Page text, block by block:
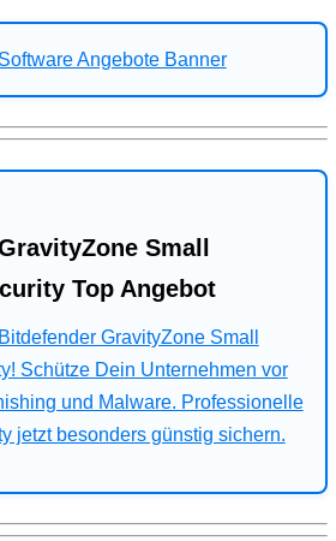
Small
Top Angebot
GravityZone Small
Schütze Dein Unternehmen vor
und Malware. Professionelle
jetzt besonders günstig sichern.